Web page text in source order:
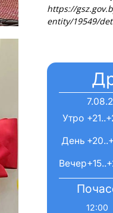
https://
entity/19549/
Вечер
День
Утро
12:00